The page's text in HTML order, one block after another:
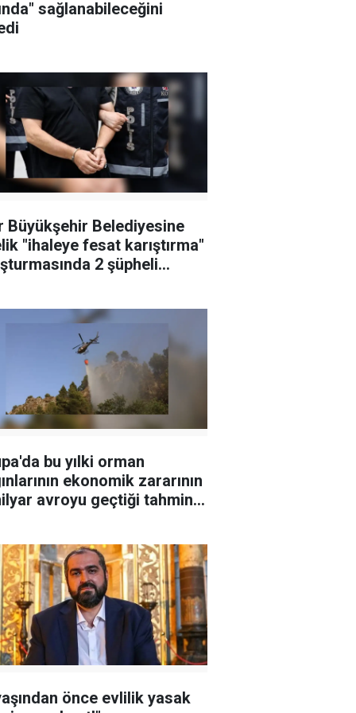
sağlanabileceğini
Büyükşehir Belediyesine
"ihaleye fesat karıştırma"
2 şüpheli
bu yılki orman
ekonomik zararının
avroyu geçtiği tahmin
önce evlilik yasak